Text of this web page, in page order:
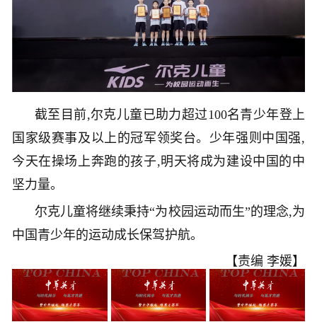
截至目前,尔克儿童已助力超过100名青少年登上
国家级赛事及以上的冠军领奖台。少年强则中国强,
今天在操场上奔跑的孩子,明天将成为建设中国的中
坚力量。
尔克儿童将继续秉持“为校园运动而生”的理念,为
中国青少年的运动成长保驾护航。
【责编 李媛】